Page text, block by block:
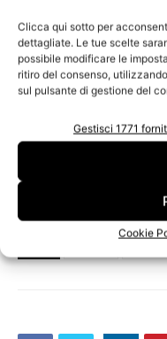
Clicca qui sotto per
dettagliate. Le tue scelte
possibile modificare le
ritiro del consenso,
sul pulsante di gestione del
Gestisci 1771
Cookie
Alessio Colomeiciuc,
Pistoia e della
Federica Landucci,
Oscar Merendoni
Gianfranco Simoncini,
Regione Toscana
Guarda qui per